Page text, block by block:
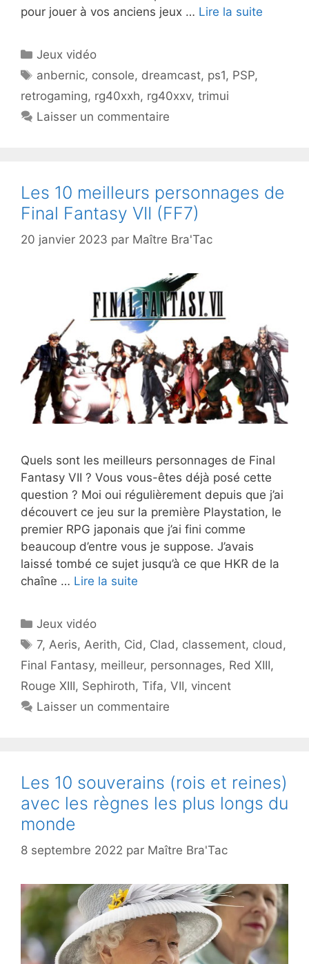
pour jouer à vos anciens jeux … Lire la suite
Catégories
Jeux vidéo
Étiquettes
anbernic, console, dreamcast, ps1, PSP,
retrogaming, rg40xxh, rg40xxv, trimui
Laisser un commentaire
Les 10 meilleurs personnages de
Final Fantasy VII (FF7)
20 janvier 2023 par Maître Bra'Tac
Quels sont les meilleurs personnages de Final
Fantasy VII ? Vous vous-êtes déjà posé cette
question ? Moi oui régulièrement depuis que j’ai
découvert ce jeu sur la première Playstation, le
premier RPG japonais que j’ai fini comme
beaucoup d’entre vous je suppose. J’avais
laissé tombé ce sujet jusqu’à ce que HKR de la
chaîne … Lire la suite
Catégories
Jeux vidéo
Étiquettes
7, Aeris, Aerith, Cid , Clad , classement, cloud ,
Final Fantasy, meilleur, personnages, Red XIII,
Rouge XIII, Sephiroth, Tifa, VII, vincent
Laisser un commentaire
Les 10 souverains (rois et reines)
avec les règnes les plus longs du
monde
8 septembre 2022 par Maître Bra'Tac